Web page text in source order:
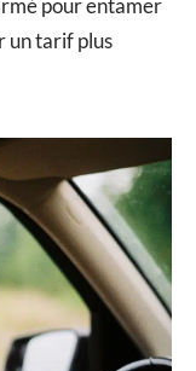
un tarif plus